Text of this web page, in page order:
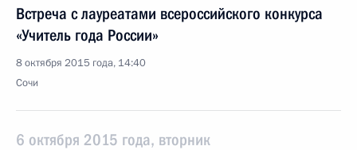
Встреча с лауреатами всероссийского конкурса
«Учитель года России»
8 октября 2015 года, 14:40
Сочи
6 октября 2015 года, вторник